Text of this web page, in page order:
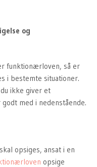
og
funktionærloven, så er
i bestemte situationer.
ikke giver et
med i nedenstående.
opsiges, ansat i en
opsige